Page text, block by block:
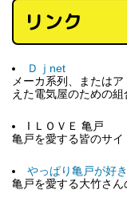
リンク
Ｄｊnet
メーカ系列、または
えた電気屋のための組
I ＬＯＶＥ 亀戸
亀戸を愛する皆のサイ
やっぱり亀戸が好き
亀戸を愛する大竹さん